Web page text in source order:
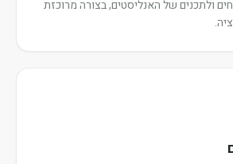
ולתכנים של האנליסטים, בצורה מרוכזת